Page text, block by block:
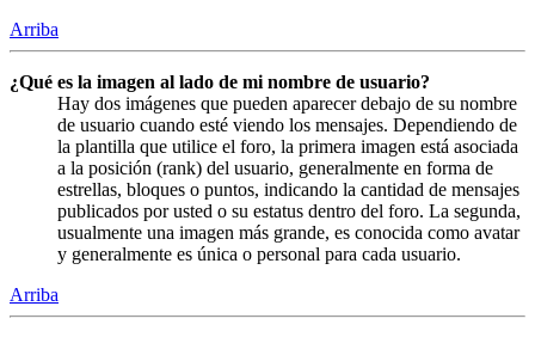
Arriba
¿Qué es la imagen al lado de mi nombre de usuario?
Hay dos imágenes que pueden aparecer debajo de su nombre
de usuario cuando esté viendo los mensajes. Dependiendo de
la plantilla que utilice el foro, la primera imagen está asociada
a la posición (rank) del usuario, generalmente en forma de
estrellas, bloques o puntos, indicando la cantidad de mensajes
publicados por usted o su estatus dentro del foro. La segunda,
usualmente una imagen más grande, es conocida como avatar
y generalmente es única o personal para cada usuario.
Arriba